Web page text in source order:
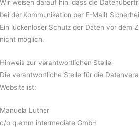
Wir weisen darauf hin, dass die
bei der Kommunikation per E-Mail)
Ein lückenloser Schutz der Daten vor dem
nicht möglich.
Hinweis zur verantwortlichen Stelle
Die verantwortliche Stelle für die
Website ist:
Manuela Luther
c/o q:emm intermediate GmbH